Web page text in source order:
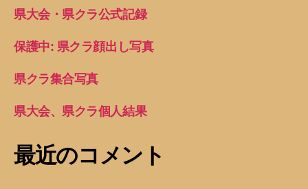
県大会・県クラ公式記録
保護中: 県クラ顔出し写真
県クラ集合写真
県大会、県クラ個人結果
最近のコメント